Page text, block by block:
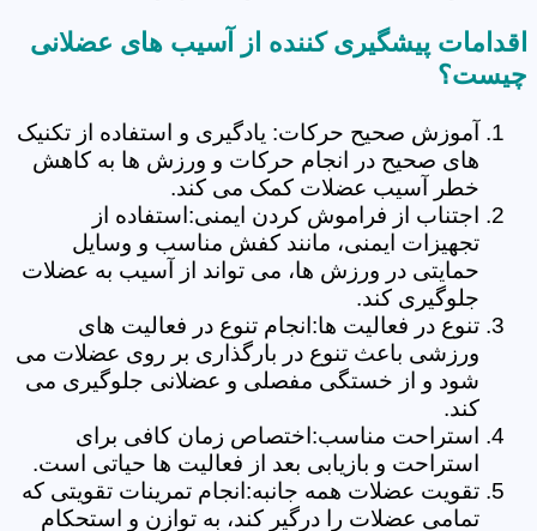
اقدامات پیشگیری کننده از آسیب های عضلانی
چیست؟
آموزش صحیح حرکات: یادگیری و استفاده از تکنیک
های صحیح در انجام حرکات و ورزش ها به کاهش
خطر آسیب عضلات کمک می کند.
اجتناب از فراموش کردن ایمنی:استفاده از
تجهیزات ایمنی، مانند کفش مناسب و وسایل
حمایتی در ورزش ها، می تواند از آسیب به عضلات
جلوگیری کند.
تنوع در فعالیت ها:انجام تنوع در فعالیت های
ورزشی باعث تنوع در بارگذاری بر روی عضلات می
شود و از خستگی مفصلی و عضلانی جلوگیری می
کند.
استراحت مناسب:اختصاص زمان کافی برای
استراحت و بازیابی بعد از فعالیت ها حیاتی است.
تقویت عضلات همه جانبه:انجام تمرینات تقویتی که
تمامی عضلات را درگیر کند، به توازن و استحکام